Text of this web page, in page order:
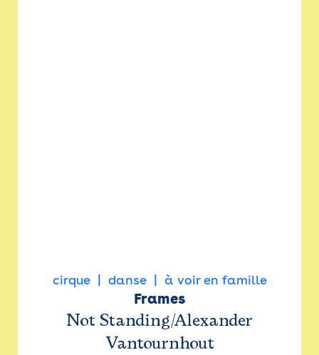
cirque danse à voir en famille
Frames
Not Standing/Alexander
Vantournhout